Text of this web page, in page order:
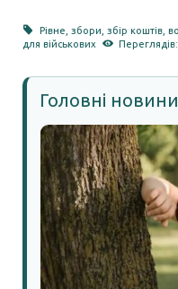
Рівне ,збори ,збір коштів ,
для військових
Головні новини